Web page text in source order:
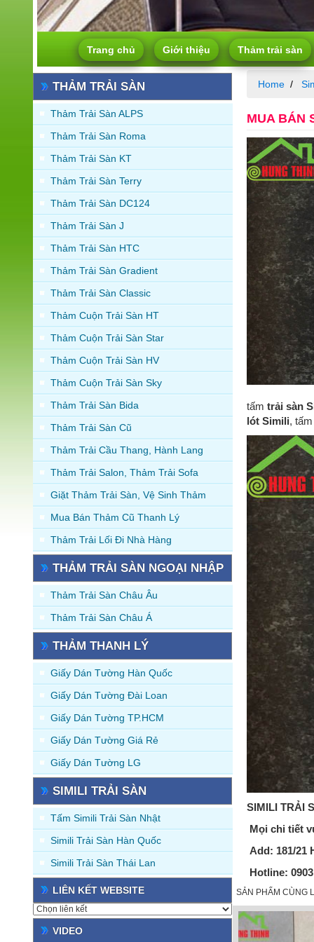
Trang chủ Giới thiệu Thảm trải sàn
THẢM TRẢI SÀN
Thảm Trải Sàn ALPS
Thảm Trải Sàn Roma
Thảm Trải Sàn KT
Thảm Trải Sàn Terry
Thảm Trải Sàn DC124
Thảm Trải Sàn J
Thảm Trải Sàn HTC
Thảm Trải Sàn Gradient
Thảm Trải Sàn Classic
Thảm Cuộn Trải Sàn HT
Thảm Cuộn Trải Sàn Star
Thảm Cuộn Trải Sàn HV
Thảm Cuộn Trải Sàn Sky
Thảm Trải Sàn Bida
Thảm Trải Sàn Cũ
Thảm Trải Cầu Thang, Hành Lang
Thảm Trải Salon, Thảm Trải Sofa
Giặt Thảm Trải Sàn, Vệ Sinh Thảm
Mua Bán Thảm Cũ Thanh Lý
Thảm Trải Lối Đi Nhà Hàng
THẢM TRẢI SÀN NGOẠI NHẬP
Thảm Trải Sàn Châu Âu
Thảm Trải Sàn Châu Á
THẢM THANH LÝ
Giấy Dán Tường Hàn Quốc
Giấy Dán Tường Đài Loan
Giấy Dán Tường TP.HCM
Giấy Dán Tường Giá Rẻ
Giấy Dán Tường LG
SIMILI TRẢI SÀN
Tấm Simili Trải Sàn Nhật
Simili Trải Sàn Hàn Quốc
Simili Trải Sàn Thái Lan
LIÊN KẾT WEBSITE
VIDEO
Home
MUA BÁN
tấm trải sàn
lót Simili,
SIMILI TRẢI
Mọi chi tiết
Add: 181/21
Hotline:
SẢN PHẨM CÙNG